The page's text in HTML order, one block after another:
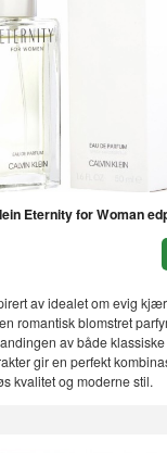
Eternity for Woman
av idealet om evig
romantisk blomstret
av både klassiske
gir en perfekt
kvalitet og moderne stil.